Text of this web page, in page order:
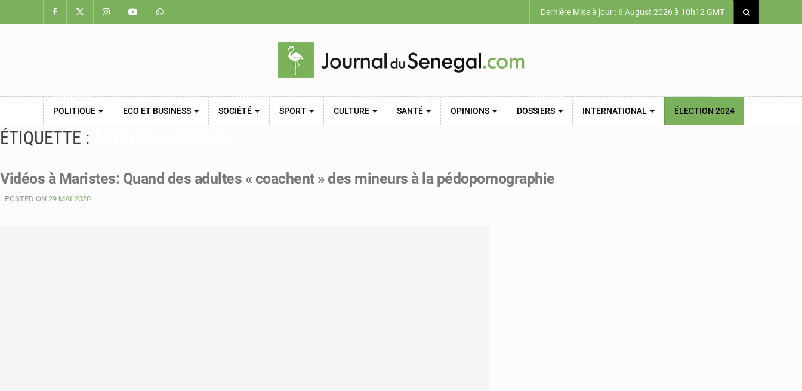
Dernière Mise à jour : 6 August 2026 à 10h12 GMT
POLITIQUE ECO ET BUSINESS SOCIÉTÉ SPORT CULTURE SANTÉ OPINIONS DOSSIERS INTERNATIONAL ÉLECTION 2024
ÉTIQUETTE :
Vidéos à Maristes: Quand des adultes « coachent » des mineurs à la pédopornographie
POSTED ON 29 MAI 2020